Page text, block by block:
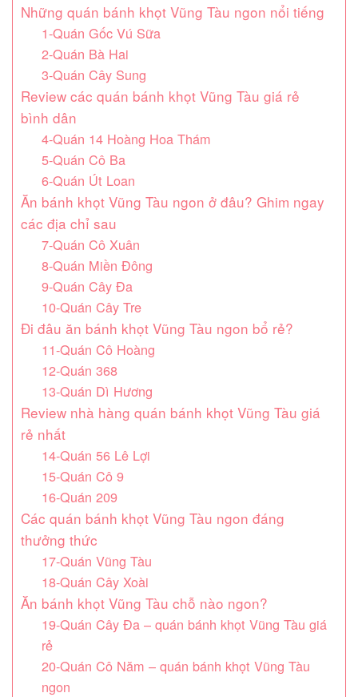
Những quán bánh khọt Vũng Tàu ngon nổi tiếng
1-Quán Gốc Vú Sữa
2-Quán Bà Hai
3-Quán Cây Sung
Review các quán bánh khọt Vũng Tàu giá rẻ
bình dân
4-Quán 14 Hoàng Hoa Thám
5-Quán Cô Ba
6-Quán Út Loan
Ăn bánh khọt Vũng Tàu ngon ở đâu? Ghim ngay
các địa chỉ sau
7-Quán Cô Xuân
8-Quán Miền Đông
9-Quán Cây Đa
10-Quán Cây Tre
Đi đâu ăn bánh khọt Vũng Tàu ngon bổ rẻ?
11-Quán Cô Hoàng
12-Quán 368
13-Quán Dì Hương
Review nhà hàng quán bánh khọt Vũng Tàu giá
rẻ nhất
14-Quán 56 Lê Lợi
15-Quán Cô 9
16-Quán 209
Các quán bánh khọt Vũng Tàu ngon đáng
thưởng thức
17-Quán Vũng Tàu
18-Quán Cây Xoài
Ăn bánh khọt Vũng Tàu chỗ nào ngon?
19-Quán Cây Đa – quán bánh khọt Vũng Tàu giá
rẻ
20-Quán Cô Năm – quán bánh khọt Vũng Tàu
ngon